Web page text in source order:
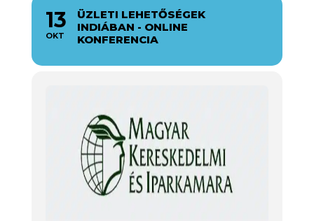
13
OKT
ÜZLETI LEHETŐSÉGEK
INDIÁBAN - ONLINE
KONFERENCIA